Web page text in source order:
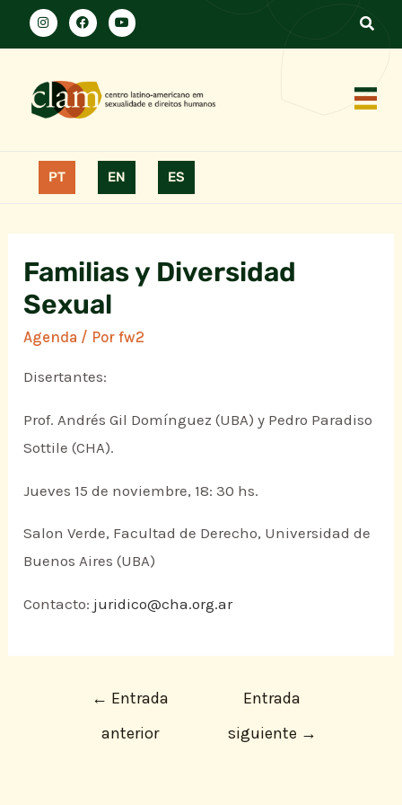
PT EN ES
Familias y Diversidad
Sexual
Agenda / Porfw2
Disertantes:
Prof. Andrés Gil Domínguez (UBA) y Pedro Paradiso
Sottile (CHA).
Jueves 15 de noviembre, 18: 30 hs.
Salon Verde, Facultad de Derecho, Universidad de
Buenos Aires (UBA)
Contacto: juridico@cha.org.ar
← Entrada
anterior
Entrada
siguiente →